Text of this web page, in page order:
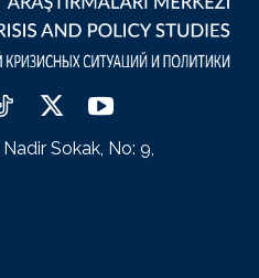
Sokak, No: 9,